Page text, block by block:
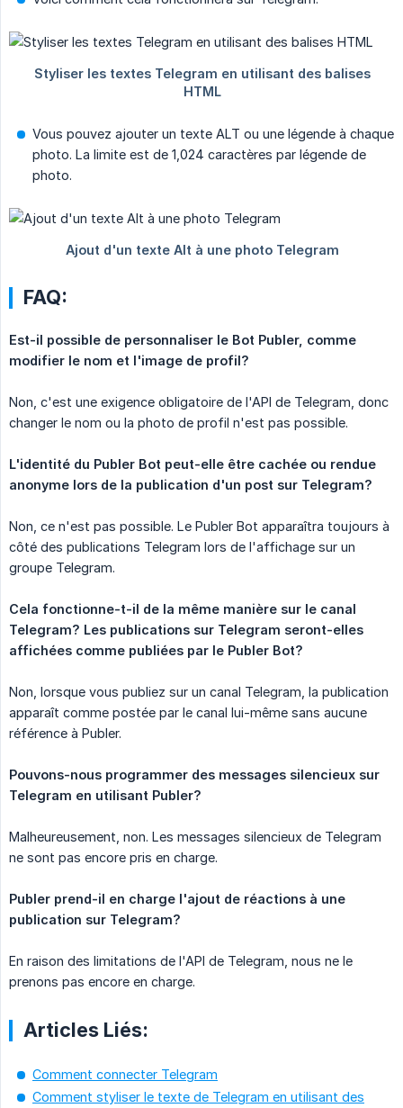
Vous pouvez ajouter un texte ALT ou une légende à chaque
photo. La limite est de 1,024 caractères par légende de
photo.
FAQ:
Est-il possible de personnaliser le Bot Publer, comme
modifier le nom et l'image de profil?
Non, c'est une exigence obligatoire de l'API de Telegram, donc
changer le nom ou la photo de profil n'est pas possible.
L'identité du Publer Bot peut-elle être cachée ou rendue
anonyme lors de la publication d'un post sur Telegram?
Non, ce n'est pas possible. Le Publer Bot apparaîtra toujours à
côté des publications Telegram lors de l'affichage sur un
groupe Telegram.
Cela fonctionne-t-il de la même manière sur le canal
Telegram? Les publications sur Telegram seront-elles
affichées comme publiées par le Publer Bot?
Non, lorsque vous publiez sur un canal Telegram, la publication
apparaît comme postée par le canal lui-même sans aucune
référence à Publer.
Pouvons-nous programmer des messages silencieux sur
Telegram en utilisant Publer?
Malheureusement, non. Les messages silencieux de Telegram
ne sont pas encore pris en charge.
Publer prend-il en charge l'ajout de réactions à une
publication sur Telegram?
En raison des limitations de l'API de Telegram, nous ne le
prenons pas encore en charge.
Articles Liés:
Comment connecter Telegram
Comment styliser le texte de Telegram en utilisant des